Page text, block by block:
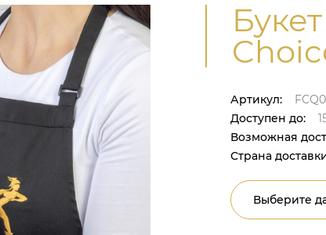
Артикул:
Доступен до:
Возможная
Страна
Выберите